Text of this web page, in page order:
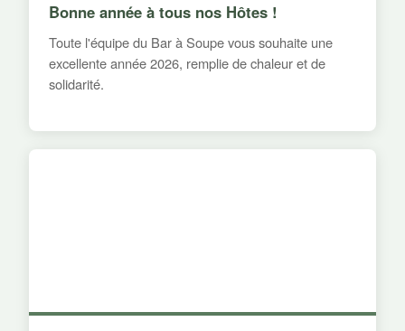
Bonne année à tous nos Hôtes !
Toute l'équipe du Bar à Soupe vous souhaite une
excellente année 2026, remplie de chaleur et de
solidarité.